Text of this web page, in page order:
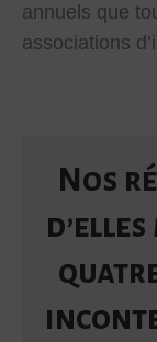
annuels que
associations
Nos
d’elles